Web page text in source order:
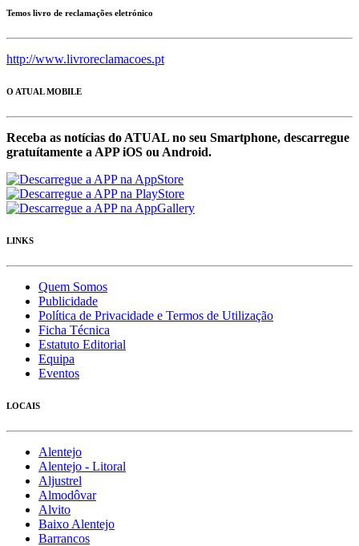
Temos livro de reclamações eletrónico
http://www.livroreclamacoes.pt
O ATUAL MOBILE
Receba as notícias do ATUAL no seu Smartphone, descarregue
gratuítamente a APP iOS ou Android.
LINKS
Quem Somos
Publicidade
Política de Privacidade e Termos de Utilização
Ficha Técnica
Estatuto Editorial
Equipa
Eventos
LOCAIS
Alentejo
Alentejo - Litoral
Aljustrel
Almodôvar
Alvito
Baixo Alentejo
Barrancos